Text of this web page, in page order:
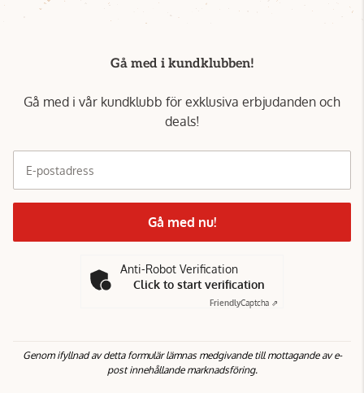
Gå med i kundklubben!
Gå med i vår kundklubb för exklusiva erbjudanden och
deals!
E-postadress
Gå med nu!
Anti-Robot Verification
Click to start verification
FriendlyCaptcha ⇗
Genom ifyllnad av detta formulär lämnas medgivande till mottagande av e-
post innehållande marknadsföring.